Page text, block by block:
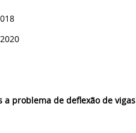
problema de deflexão de vigas